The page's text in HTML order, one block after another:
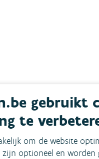
gebruikt
te
om de website
zijn optioneel en